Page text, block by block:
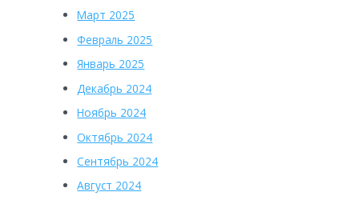
Март 2025
Февраль 2025
Январь 2025
Декабрь 2024
Ноябрь 2024
Октябрь 2024
Сентябрь 2024
Август 2024